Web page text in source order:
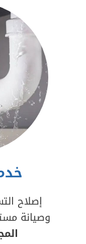
إصلاح
وصيانة